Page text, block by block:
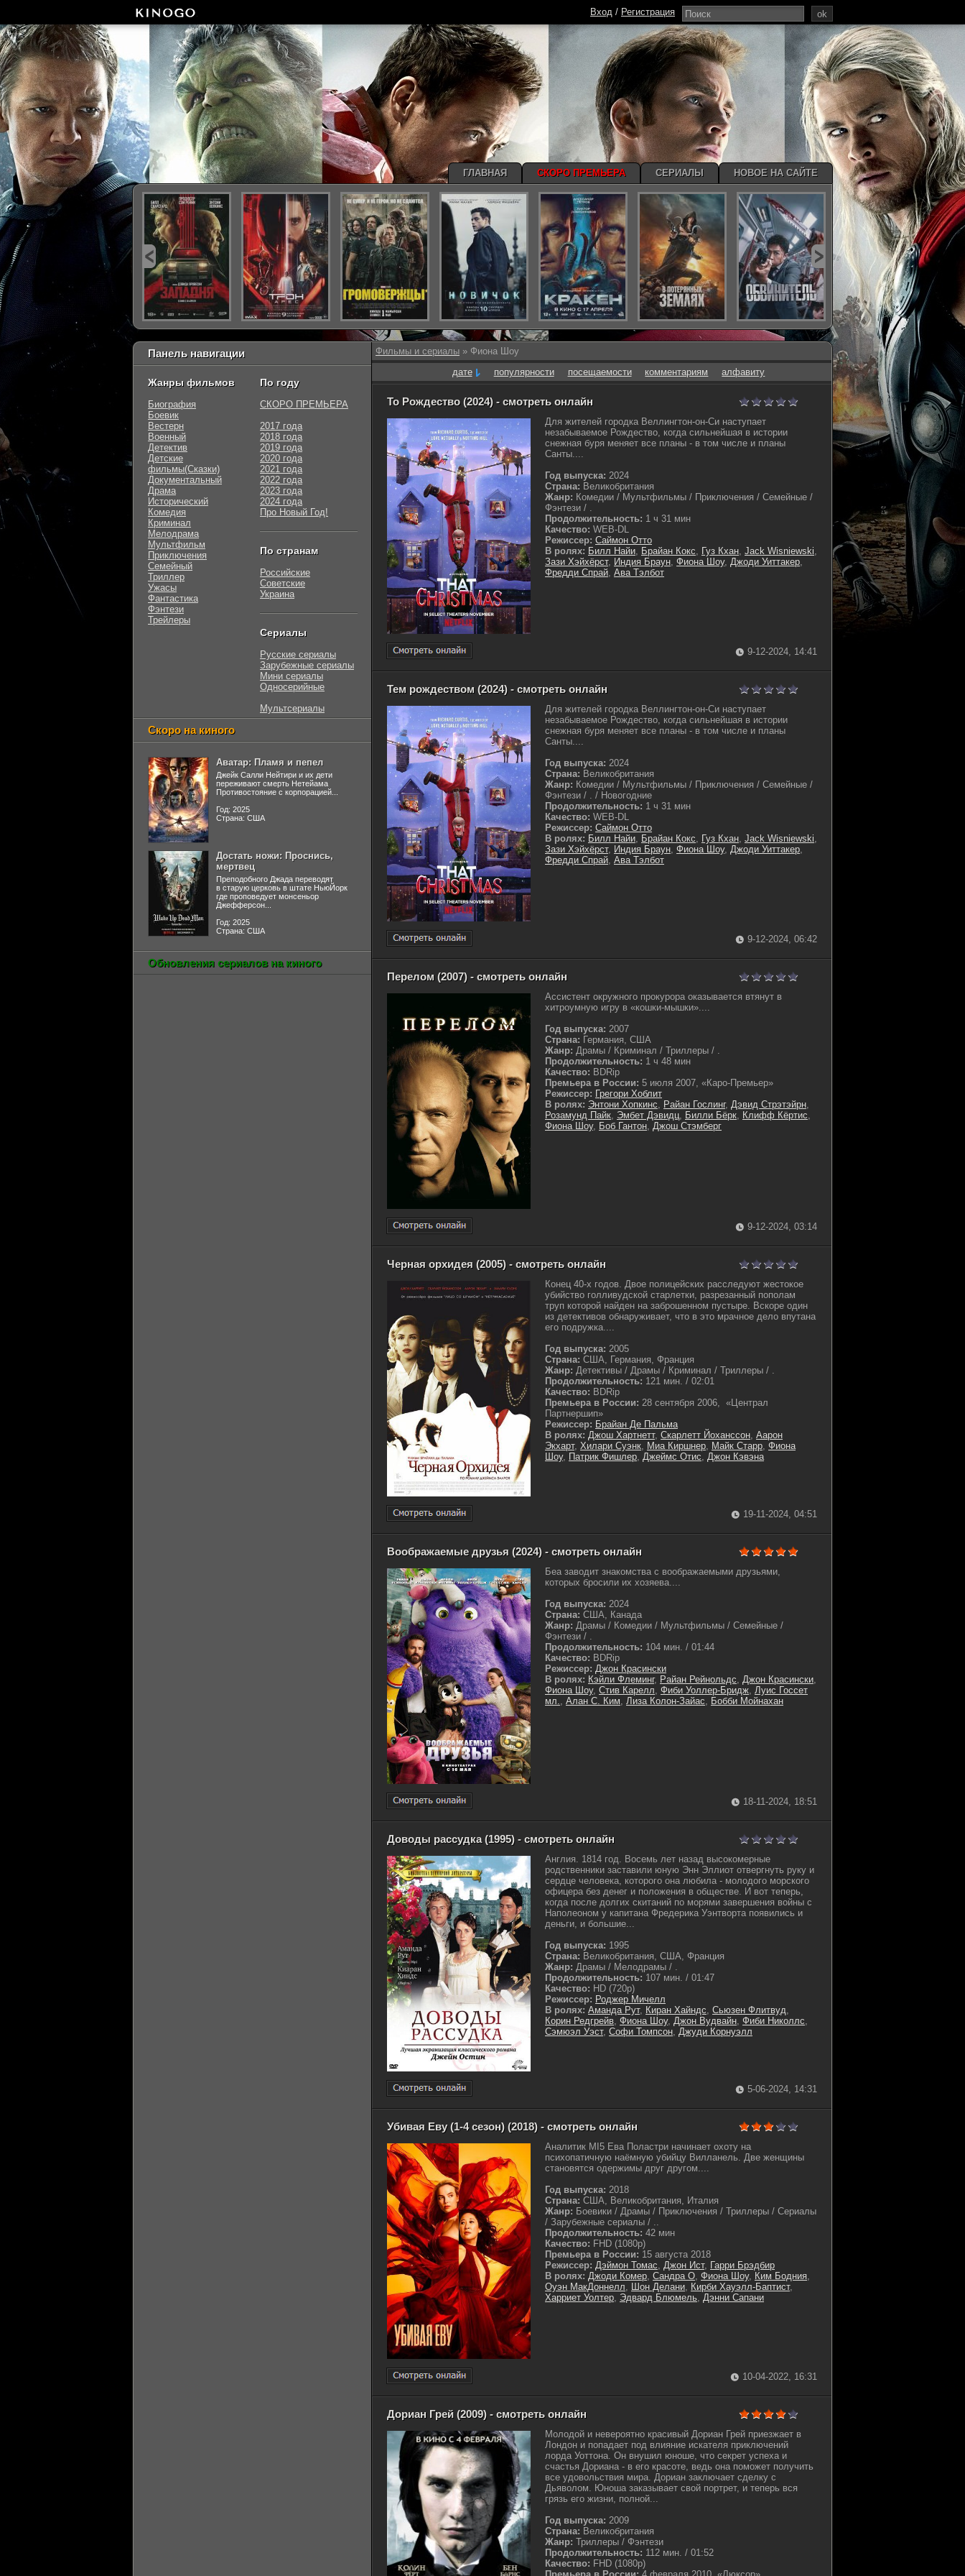
Фильмы и сериалы » Фиона Шоу
дате
популярности посещаемости комментариям алфавиту
То Рождество (2024) - смотреть онлайн
Для жителей городка Веллингтон-он-Си наступает
незабываемое Рождество, когда сильнейшая в истории
снежная буря меняет все планы - в том числе и планы
Санты....
Год выпуска: 2024
Страна: Великобритания
Жанр: Комедии / Мультфильмы / Приключения / Семейные /
Фэнтези / .
Продолжительность: 1 ч 31 мин
Качество: WEB-DL
Режиссер: Саймон Отто
В ролях: Билл Найи, Брайан Кокс, Гуз Кхан, Jack Wisniewski,
Зази Хэйхёрст, Индия Браун, Фиона Шоу, Джоди Уиттакер,
Фредди Спрай, Ава Тэлбот
9-12-2024, 14:41
Тем рождеством (2024) - смотреть онлайн
Для жителей городка Веллингтон-он-Си наступает
незабываемое Рождество, когда сильнейшая в истории
снежная буря меняет все планы - в том числе и планы
Санты....
Год выпуска: 2024
Страна: Великобритания
Жанр: Комедии / Мультфильмы / Приключения / Семейные /
Фэнтези / . / Новогодние
Продолжительность: 1 ч 31 мин
Качество: WEB-DL
Режиссер: Саймон Отто
В ролях: Билл Найи, Брайан Кокс, Гуз Кхан, Jack Wisniewski,
Зази Хэйхёрст, Индия Браун, Фиона Шоу, Джоди Уиттакер,
Фредди Спрай, Ава Тэлбот
9-12-2024, 06:42
Перелом (2007) - смотреть онлайн
Ассистент окружного прокурора оказывается втянут в
хитроумную игру в «кошки-мышки»....
Год выпуска: 2007
Страна: Германия, США
Жанр: Драмы / Криминал / Триллеры / .
Продолжительность: 1 ч 48 мин
Качество: BDRip
Премьера в России: 5 июля 2007, «Каро-Премьер»
Режиссер: Грегори Хоблит
В ролях: Энтони Хопкинс, Райан Гослинг, Дэвид Стрэтэйрн,
Розамунд Пайк, Эмбет Дэвидц, Билли Бёрк, Клифф Кёртис,
Фиона Шоу, Боб Гантон, Джош Стэмберг
9-12-2024, 03:14
Черная орхидея (2005) - смотреть онлайн
Конец 40-х годов. Двое полицейских расследуют жестокое
убийство голливудской старлетки, разрезанный пополам
труп которой найден на заброшенном пустыре. Вскоре один
из детективов обнаруживает, что в это мрачное дело впутана
его подружка....
Год выпуска: 2005
Страна: США, Германия, Франция
Жанр: Детективы / Драмы / Криминал / Триллеры / .
Продолжительность: 121 мин. / 02:01
Качество: BDRip
Премьера в России: 28 сентября 2006, «Централ
Партнершип»
Режиссер: Брайан Де Пальма
В ролях: Джош Хартнетт, Скарлетт Йоханссон, Аарон
Экхарт, Хилари Суэнк, Миа Киршнер, Майк Старр, Фиона
Шоу, Патрик Фишлер, Джеймс Отис, Джон Кэвэна
19-11-2024, 04:51
Воображаемые друзья (2024) - смотреть онлайн
Беа заводит знакомства с воображаемыми друзьями,
которых бросили их хозяева....
Год выпуска: 2024
Страна: США, Канада
Жанр: Драмы / Комедии / Мультфильмы / Семейные /
Фэнтези / .
Продолжительность: 104 мин. / 01:44
Качество: BDRip
Режиссер: Джон Красински
В ролях: Кэйли Флеминг, Райан Рейнольдс, Джон Красински,
Фиона Шоу, Стив Карелл, Фиби Уоллер-Бридж, Луис Госсет
мл., Алан С. Ким, Лиза Колон-Зайас, Бобби Мойнахан
18-11-2024, 18:51
Доводы рассудка (1995) - смотреть онлайн
Англия. 1814 год. Восемь лет назад высокомерные
родственники заставили юную Энн Эллиот отвергнуть руку и
сердце человека, которого она любила - молодого морского
офицера без денег и положения в обществе. И вот теперь,
когда после долгих скитаний по морями завершения войны с
Наполеоном у капитана Фредерика Уэнтворта появились и
деньги, и большие...
Год выпуска: 1995
Страна: Великобритания, США, Франция
Жанр: Драмы / Мелодрамы / .
Продолжительность: 107 мин. / 01:47
Качество: HD (720p)
Режиссер: Роджер Мичелл
В ролях: Аманда Рут, Киран Хайндс, Сьюзен Флитвуд,
Корин Редгрейв, Фиона Шоу, Джон Вудвайн, Фиби Николлс,
Сэмюэл Уэст, Софи Томпсон, Джуди Корнуэлл
5-06-2024, 14:31
Убивая Еву (1-4 сезон) (2018) - смотреть онлайн
Аналитик MI5 Ева Поластри начинает охоту на
психопатичную наёмную убийцу Вилланель. Две женщины
становятся одержимы друг другом....
Год выпуска: 2018
Страна: США, Великобритания, Италия
Жанр: Боевики / Драмы / Приключения / Триллеры / Сериалы
/ Зарубежные сериалы / ..
Продолжительность: 42 мин
Качество: FHD (1080p)
Премьера в России: 15 августа 2018
Режиссер: Дэймон Томас, Джон Ист, Гарри Брэдбир
В ролях: Джоди Комер, Сандра О, Фиона Шоу, Ким Бодния,
Оуэн МакДоннелл, Шон Делани, Кирби Хауэлл-Баптист,
Харриет Уолтер, Эдвард Блюмель, Дэнни Сапани
10-04-2022, 16:31
Дориан Грей (2009) - смотреть онлайн
Молодой и невероятно красивый Дориан Грей приезжает в
Лондон и попадает под влияние искателя приключений
лорда Уоттона. Он внушил юноше, что секрет успеха и
счастья Дориана - в его красоте, ведь она поможет получить
все удовольствия мира. Дориан заключает сделку с
Дьяволом. Юноша заказывает свой портрет, и теперь вся
грязь его жизни, полной...
Год выпуска: 2009
Страна: Великобритания
Жанр: Триллеры / Фэнтези
Продолжительность: 112 мин. / 01:52
Качество: FHD (1080p)
Панель навигации
Жанры фильмов
Биография
Боевик
Вестерн
Военный
Детектив
Детские
фильмы(Сказки)
Документальный
Драма
Исторический
Комедия
Криминал
Мелодрама
Мультфильм
Приключения
Семейный
Триллер
Ужасы
Фантастика
Фэнтези
Трейлеры
По году
СКОРО ПРЕМЬЕРА
2017 года
2018 года
2019 года
2020 года
2021 года
2022 года
2023 года
2024 года
Про Новый Год!
По странам
Российские
Советские
Украина
Сериалы
Русские сериалы
Зарубежные сериалы
Мини сериалы
Односерийные
Мультсериалы
Скоро на киного
Аватар: Пламя и пепел
Джейк Салли Нейтири и их дети
переживают смерть Нетейама
Противостояние с корпорацией...
Год: 2025
Страна: США
Достать ножи: Проснись,
мертвец
Преподобного Джада переводят
в старую церковь в штате НьюЙорк
где проповедует монсеньор
Джефферсон...
Год: 2025
Страна: США
Обновления сериалов на киного
ok
Вход / Регистрация
ГЛАВНАЯ СКОРО ПРЕМЬЕРА СЕРИАЛЫ НОВОЕ НА САЙТЕ